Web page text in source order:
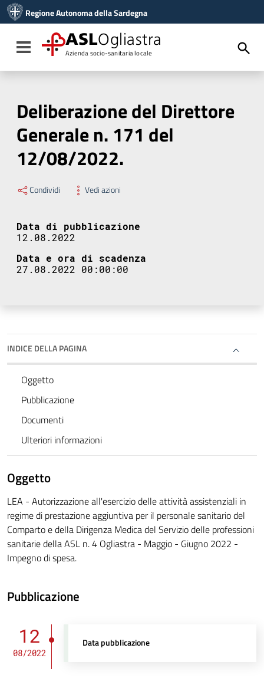
Vai al menu di navigazione
Vai al footer
Regione Autonoma della Sardegna
Toggle navigation
ASLOgliastra
Azienda socio-sanitaria locale
Deliberazione del Direttore
Generale n. 171 del
12/08/2022.
Condividi Vedi azioni
Data di pubblicazione
12.08.2022
Data e ora di scadenza
27.08.2022 00:00:00
INDICE DELLA PAGINA
Oggetto
Pubblicazione
Documenti
Ulteriori informazioni
Oggetto
LEA - Autorizzazione all'esercizio delle attività assistenziali in
regime di prestazione aggiuntiva per il personale sanitario del
Comparto e della Dirigenza Medica del Servizio delle professioni
sanitarie della ASL n. 4 Ogliastra - Maggio - Giugno 2022 -
Impegno di spesa.
Pubblicazione
12
08/2022
Data pubblicazione